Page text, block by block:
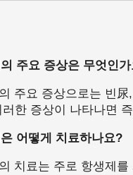
주요 증상은 무엇인
주요 증상으로는 빈
한 증상이 나타나면
어떻게 치료하나요?
치료는 주로 항생제